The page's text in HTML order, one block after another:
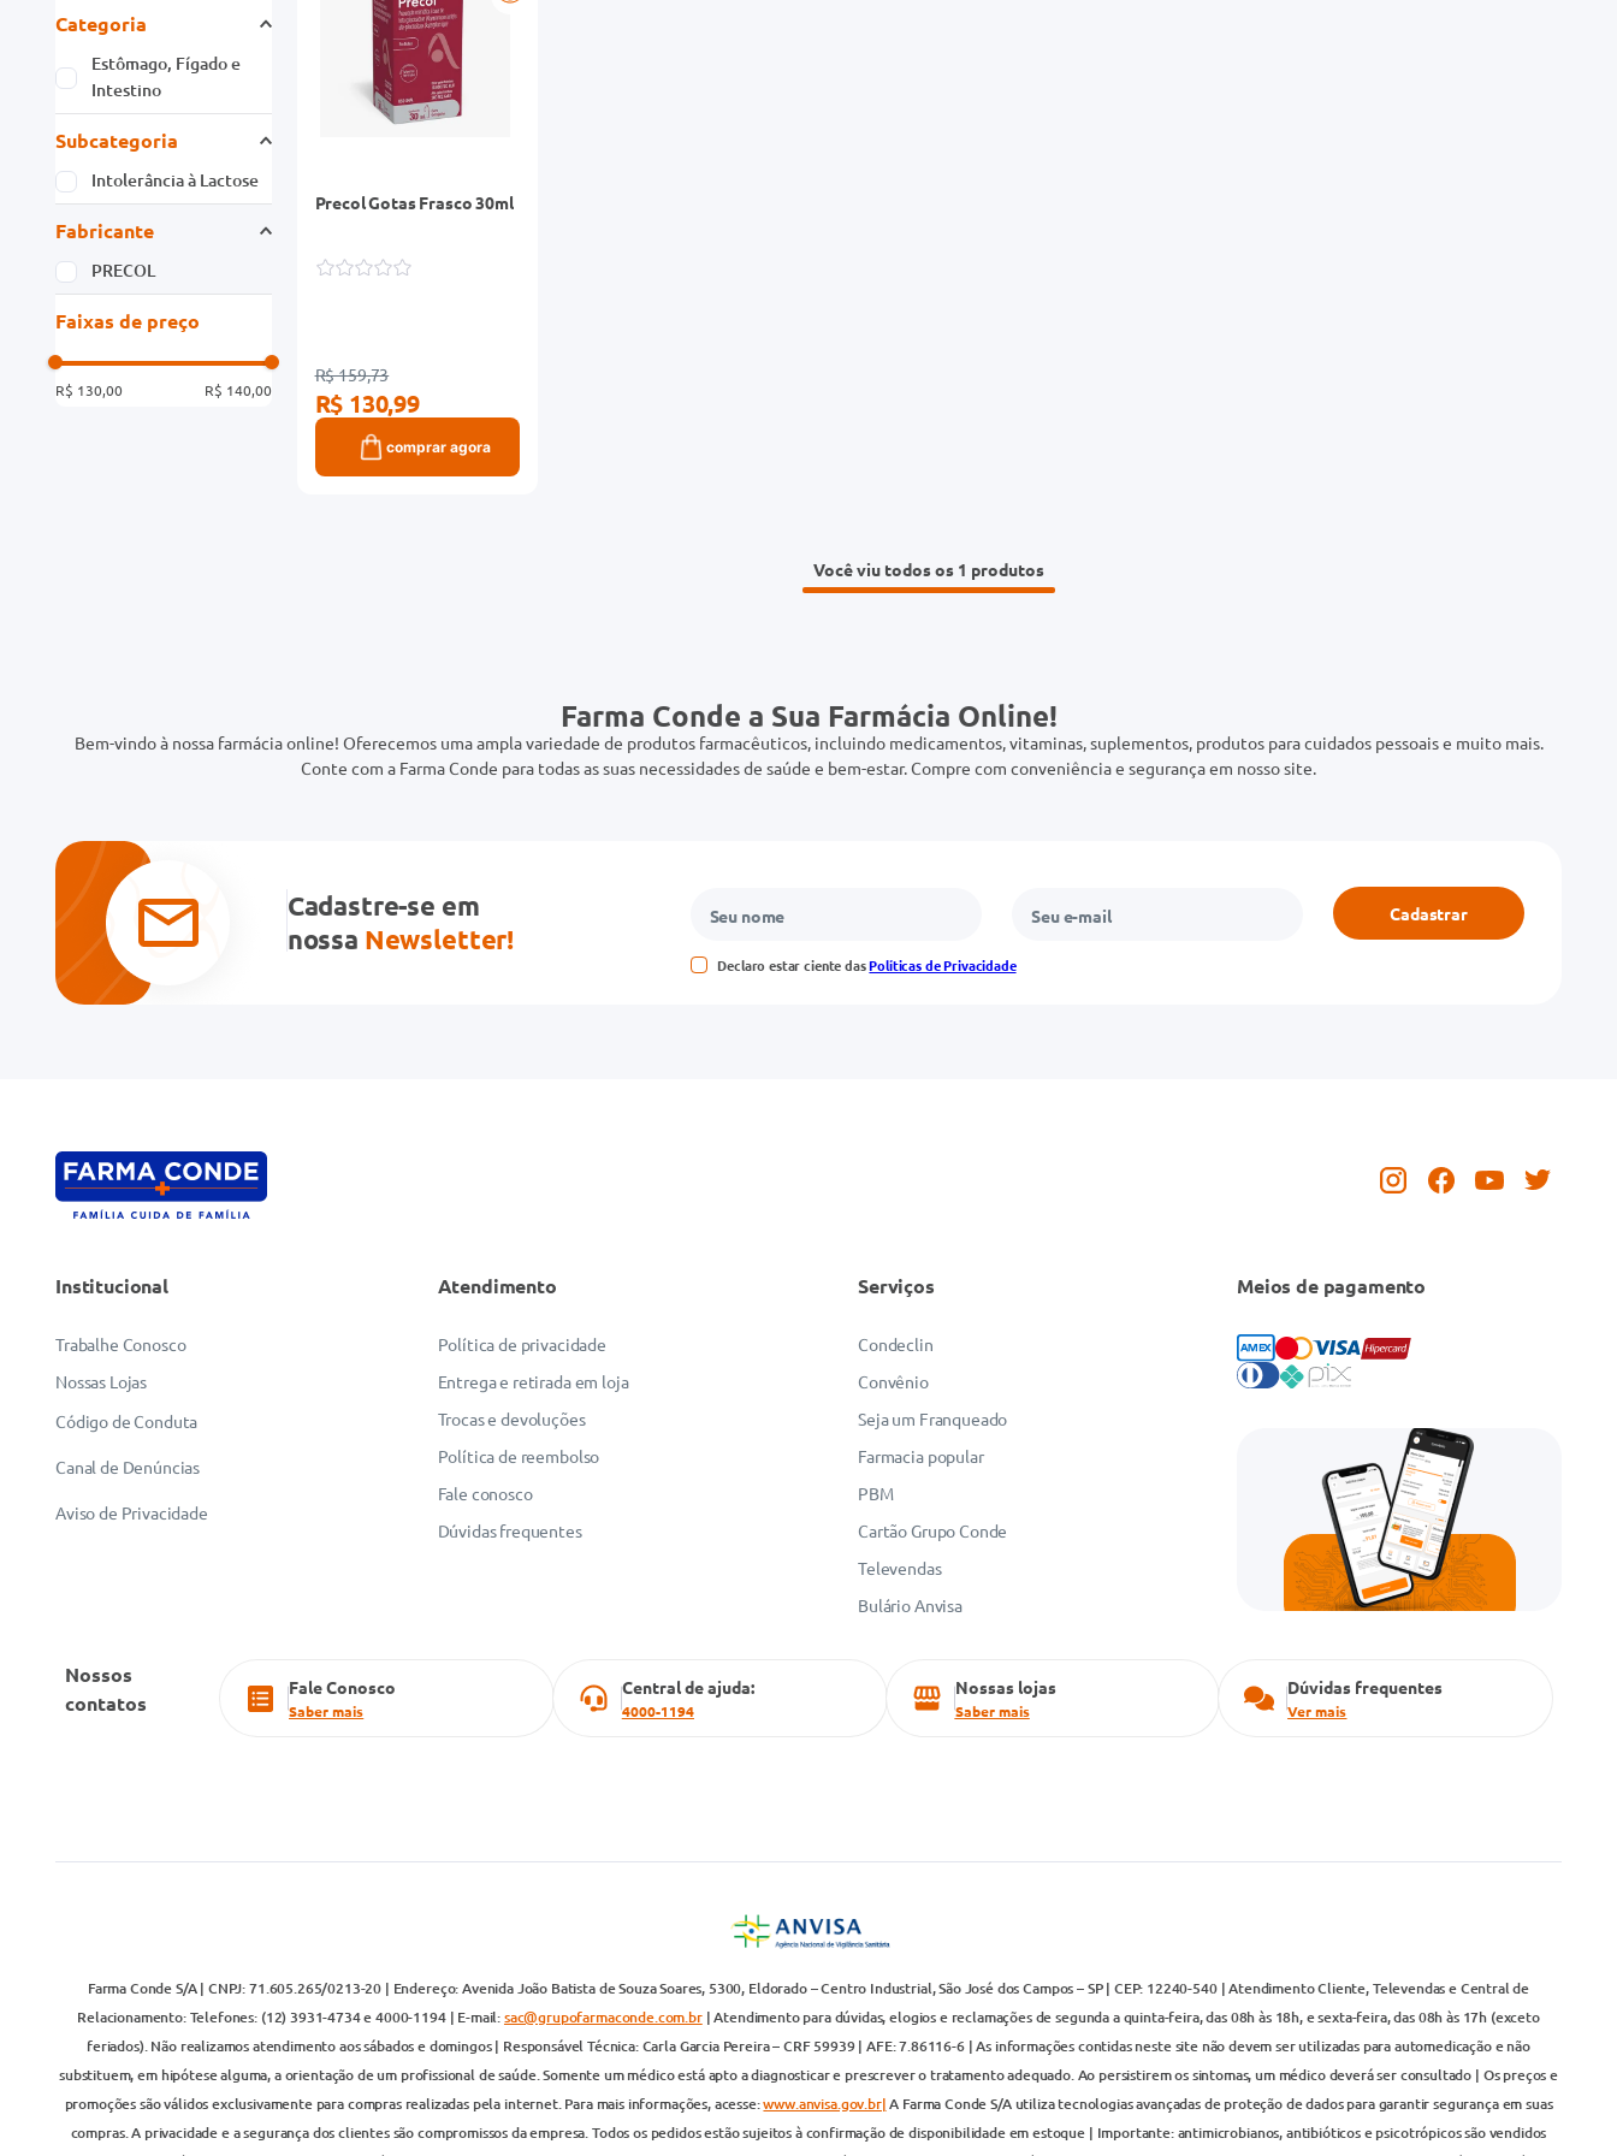
Categoria
Estômago, Fígado e
Intestino
Subcategoria
Intolerância à Lactose
Fabricante
PRECOL
Faixas de preço
R$ 130,00 R$ 140,00
Precol Gotas Frasco 30ml
R$ 159,73
R$ 130,99
comprar agora
Você viu todos os 1
Farma Conde a Sua Farmácia Online!
Bem-vindo à nossa farmácia online! Oferecemos uma ampla variedade de produtos farmacêuticos, incluindo medicamentos, vitaminas, suplementos, produtos para cuidados pessoais e muito mais.
Conte com a Farma Conde para todas as suas necessidades de saúde e bem-estar. Compre com conveniência e segurança em nosso site.
Cadastre-se em
nossa Newsletter!
Declaro estar ciente dasPolíticas de Privacidade
Cadastrar
Institucional
Trabalhe Conosco
Nossas Lojas
Código de Conduta
Canal de Denúncias
Aviso de Privacidade
Atendimento
Política de privacidade
Entrega e retirada em loja
Trocas e devoluções
Política de reembolso
Fale conosco
Dúvidas frequentes
Serviços
Condeclin
Convênio
Seja um Franqueado
Farmacia popular
PBM
Cartão Grupo Conde
Televendas
Bulário Anvisa
Meios de pagamento
Nossos
contatos
Fale Conosco
Saber mais
Central de ajuda:
4000-1194
Nossas lojas
Saber mais
Dúvidas frequentes
Ver mais
Farma Conde S/A | CNPJ: 71.605.265/0213-20 | Endereço: Avenida João Batista de Souza Soares, 5300, Eldorado – Centro Industrial, São José dos Campos – SP | CEP: 12240-540 | Atendimento Cliente, Televendas e Central de
Relacionamento: Telefones: (12) 3931-4734 e 4000-1194 | E-mail:sac@grupofarmaconde.com.br| Atendimento para dúvidas, elogios e reclamações de segunda a quinta-feira, das 08h às 18h, e sexta-feira, das 08h às 17h (exceto
feriados). Não realizamos atendimento aos sábados e domingos | Responsável Técnica: Carla Garcia Pereira – CRF 59939 | AFE: 7.86116-6 | As informações contidas neste site não devem ser utilizadas para automedicação e não
substituem, em hipótese alguma, a orientação de um profissional de saúde. Somente um médico está apto a diagnosticar e prescrever o tratamento adequado. Ao persistirem os sintomas, um médico deverá ser consultado | Os preços e
promoções são válidos exclusivamente para compras realizadas pela internet. Para mais informações, acesse:www.anvisa.gov.br|A Farma Conde S/A utiliza tecnologias avançadas de proteção de dados para garantir segurança em suas
compras. A privacidade e a segurança dos clientes são compromissos da empresa. Todos os pedidos estão sujeitos à confirmação de disponibilidade em estoque | Importante: antimicrobianos, antibióticos e psicotrópicos são vendidos